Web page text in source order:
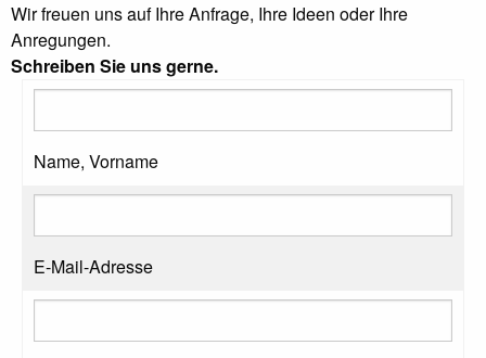
Wir freuen uns auf Ihre Anfrage, Ihre Ideen oder Ihre
Anregungen.
Schreiben Sie uns gerne.
Name, Vorname
E-Mail-Adresse